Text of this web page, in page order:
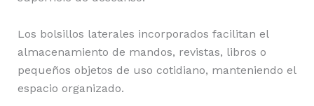
Los bolsillos laterales incorporados facilitan el
almacenamiento de mandos, revistas, libros o
pequeños objetos de uso cotidiano, manteniendo el
espacio organizado.